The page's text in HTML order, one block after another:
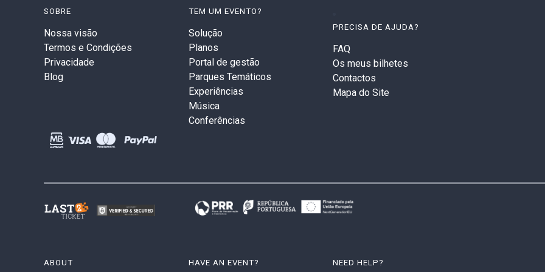
SOBRE
Nossa visão
Termos e Condições
Privacidade
Blog
TEM UM EVENTO?
Solução
Planos
Portal de gestão
Parques Temáticos
Experiências
Música
Conferências
PRECISA DE AJUDA?
FAQ
Os meus bilhetes
Contactos
Mapa do Site
ABOUT HAVE AN EVENT? NEED HELP?